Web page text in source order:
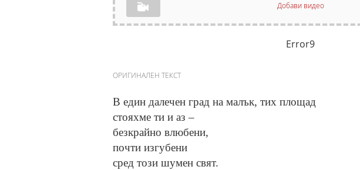
Добави видео
Error9
ОРИГИНАЛЕН ТЕКСТ
В един далечен град на малък, тих площад
cтояхме ти и аз –
безкрайно влюбени,
почти изгубени
сред този шумен свят.